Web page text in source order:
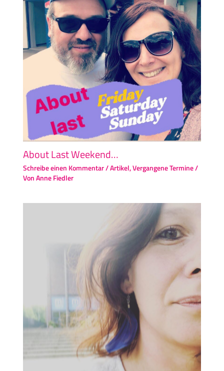
About Last Weekend…
Schreibe einen Kommentar/Artikel,Vergangene Termine/
VonAnne Fiedler